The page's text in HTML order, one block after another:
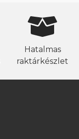
Hatalmas
raktárkészlet